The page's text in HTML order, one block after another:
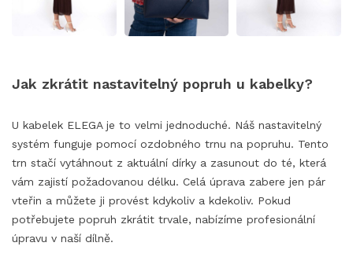
Jak zkrátit nastavitelný popruh u kabelky?
U kabelek ELEGA je to velmi jednoduché. Náš nastavitelný
systém funguje pomocí ozdobného trnu na popruhu. Tento
trn stačí vytáhnout z aktuální dírky a zasunout do té, která
vám zajistí požadovanou délku. Celá úprava zabere jen pár
vteřin a můžete ji provést kdykoliv a kdekoliv. Pokud
potřebujete popruh zkrátit trvale, nabízíme profesionální
úpravu v naší dílně.